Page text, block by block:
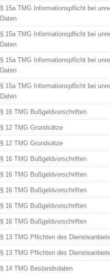
§ 15a TMG Informationspflicht bei
Daten
§ 15a TMG Informationspflicht bei
Daten
§ 15a TMG Informationspflicht bei
Daten
§ 15a TMG Informationspflicht bei
Daten
§ 16 TMG Bußgeldvorschriften
§ 12 TMG Grundsätze
§ 12 TMG Grundsätze
§ 16 TMG Bußgeldvorschriften
§ 16 TMG Bußgeldvorschriften
§ 16 TMG Bußgeldvorschriften
§ 16 TMG Bußgeldvorschriften
§ 16 TMG Bußgeldvorschriften
§ 13 TMG Pflichten des
§ 13 TMG Pflichten des
§ 14 TMG Bestandsdaten